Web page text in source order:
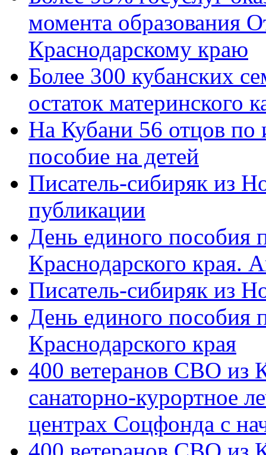
момента образования
Краснодарскому краю
Более 300 кубанских
остаток материнского
На Кубани 56 отцов по
пособие на детей
Писатель-сибиряк из
публикации
День единого пособия
Краснодарского края.
Писатель-сибиряк из
День единого пособия
Краснодарского края
400 ветеранов СВО из
санаторно-курортное
центрах Соцфонда с